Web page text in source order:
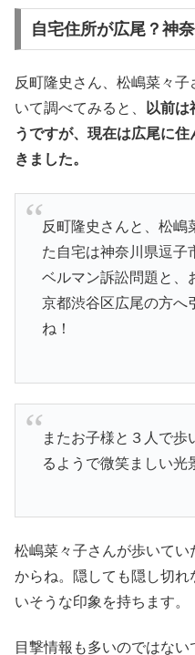
自宅住所が広尾？神
反町隆史さん、松嶋菜々
いて調べてみると、
以前は
うですが、現在は広尾に
きました。
反町隆史さんと、松嶋
た自宅は神奈川県逗子
ベルマン訴訟問題と、
京都渋谷区広尾の方へ
ね！
またお子様と３人で歩
るようで微笑ましい光
松嶋菜々子さんが歩いて
からね。隠しても隠し切
いそうな印象を持ちます。
目撃情報も多いのではない